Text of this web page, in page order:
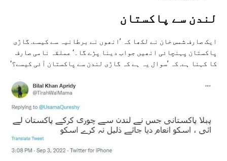
لندن سے پاکستان
ایک صارف شمس خان نے لکھا کہ ’انھوں نے برطانیہ سے کیسے. گاڑی
پاکستان پہنچائی انھیں جواب دینا پڑے گا۔‘ عملقہ نامی صارف
کا کہنا ہے. کہ ’سوال یہ ہے کہ گاڑی لندن سے پاکستان آئی کیسے؟‘